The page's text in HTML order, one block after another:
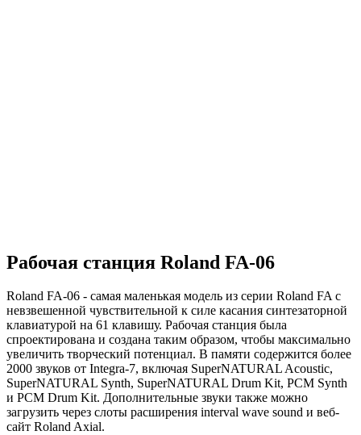
Рабочая станция Roland FA-06
Roland FA-06 - самая маленькая модель из серии Roland FA с
невзвешенной чувствительной к силе касания синтезаторной
клавиатурой на 61 клавишу. Рабочая станция была
спроектирована и создана таким образом, чтобы максимально
увеличить творческий потенциал. В памяти содержится более
2000 звуков от Integra-7, включая SuperNATURAL Acoustic,
SuperNATURAL Synth, SuperNATURAL Drum Kit, PCM Synth
и PCM Drum Kit. Дополнительные звуки также можно
загрузить через слоты расширения interval wave sound и веб-
сайт Roland Axial.